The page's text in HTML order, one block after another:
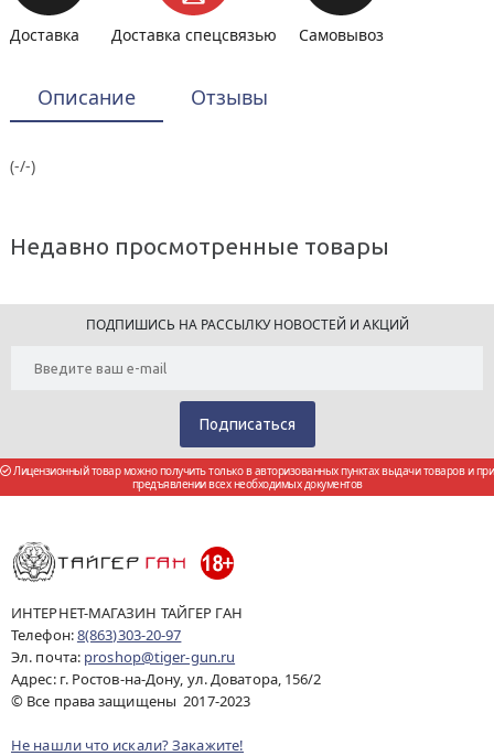
Доставка Доставка спецсвязью Самовывоз
Описание Отзывы
(-/-)
Недавно просмотренные товары
ПОДПИШИСЬ НА РАССЫЛКУ НОВОСТЕЙ И АКЦИЙ
Лицензионный товар можно получить только в авторизованных пунктах выдачи товаров и при
предъявлении всех необходимых документов
ИНТЕРНЕТ-МАГАЗИН ТАЙГЕР ГАН
Телефон:8(863)303-20-97
Эл. почта: proshop@tiger-gun.ru
Адрес: г. Ростов-на-Дону, ул. Доватора, 156/2
© Все права защищены 2017-2023
Не нашли что искали? Закажите!